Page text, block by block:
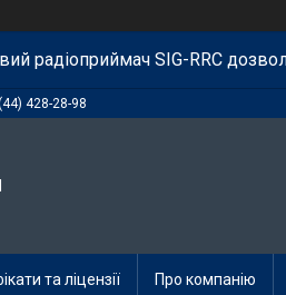
радіоприймач SIG-RRC
428-28-98
та ліцензії Про компанію